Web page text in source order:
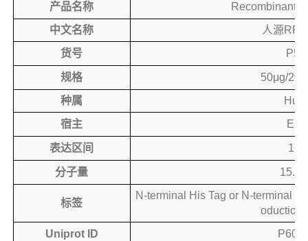
产品名称
Recombinant
中文名称
人源
货号
规格
50μg/
种属
宿主
表达区间 1-
分子量 15.5
标签
N-terminal His Tag or N-terminal
oduction
Uniprot ID